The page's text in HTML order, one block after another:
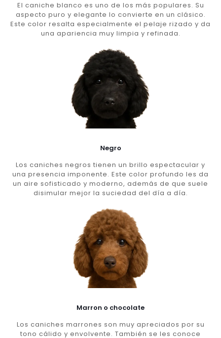
El caniche blanco es uno de los más populares. Su
aspecto puro y elegante lo convierte en un clásico.
Este color resalta especialmente el pelaje rizado y da
una apariencia muy limpia y refinada.
Negro
Los caniches negros tienen un brillo espectacular y
una presencia imponente. Este color profundo les da
un aire sofisticado y moderno, además de que suele
disimular mejor la suciedad del día a día.
Marron o chocolate
Los caniches marrones son muy apreciados por su
tono cálido y envolvente. También se les conoce